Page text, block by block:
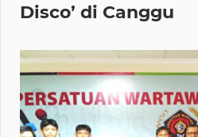
Disco’ di Canggu